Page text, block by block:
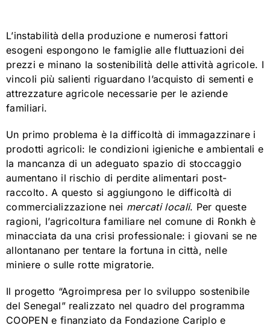
L’instabilità della produzione e numerosi fattori
esogeni espongono le famiglie alle fluttuazioni dei
prezzi e minano la sostenibilità delle attività agricole. I
vincoli più salienti riguardano l’acquisto di sementi e
attrezzature agricole necessarie per le aziende
familiari.
Un primo problema è la difficoltà di immagazzinare i
prodotti agricoli: le condizioni igieniche e ambientali e
la mancanza di un adeguato spazio di stoccaggio
aumentano il rischio di perdite alimentari post-
raccolto. A questo si aggiungono le difficoltà di
commercializzazione nei mercati locali. Per queste
ragioni, l’agricoltura familiare nel comune di Ronkh è
minacciata da una crisi professionale: i giovani se ne
allontanano per tentare la fortuna in città, nelle
miniere o sulle rotte migratorie.
Il progetto “Agroimpresa per lo sviluppo sostenibile
del Senegal” realizzato nel quadro del programma
COOPEN e finanziato da Fondazione Cariplo e